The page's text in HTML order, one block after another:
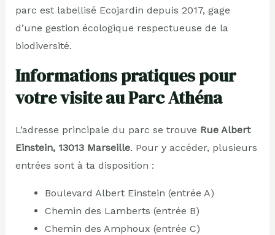
parc est labellisé Ecojardin depuis 2017, gage
d’une gestion écologique respectueuse de la
biodiversité.
Informations pratiques pour
votre visite au Parc Athéna
L’adresse principale du parc se trouve Rue Albert
Einstein, 13013 Marseille. Pour y accéder, plusieurs
entrées sont à ta disposition :
Boulevard Albert Einstein (entrée A)
Chemin des Lamberts (entrée B)
Chemin des Amphoux (entrée C)